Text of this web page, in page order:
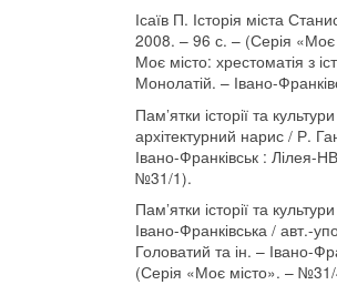
Ісаїв П. Історія міста
2008. – 96 с. – (Серія
Моє місто: хрестоматія з
Монолатій. – Івано-
Пам’ятки історії та
архітектурний нарис / Р.
Івано-Франківськ : Лілея-
№31/1).
Пам’ятки історії та
Івано-Франківська / авт.-
Головатий та ін. – Івано-
(Серія «Моє місто». –